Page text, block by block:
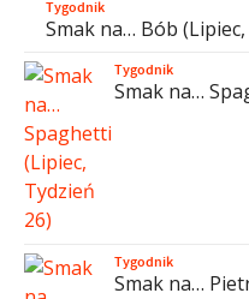
Tygodnik
Smak na… Bób
Tygodnik
Smak na…
Tygodnik
Smak na…